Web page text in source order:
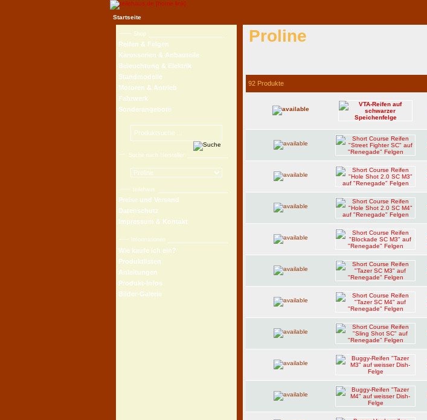
Startseite
Shop
Reifen & Felgen
Karosserien & Anbauteile
Beleuchtung & Elektrik
Standmodelle
Motoren & Antrieb
Fahrwerk
Sonderangebote
Suche nach Hersteller
teilehaus
Preise und Versand
Datenschutz
Impressum & Kontakt
Informationen
Wie kaufe ich ein?
Produktlisten
Anleitungen
Produkt-Infos
Bilder-Galerie
Proline
92 Produkte